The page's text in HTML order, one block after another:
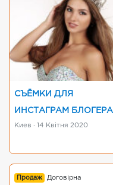
СЪЁМКИ ДЛЯ
ИНСТАГРАМ БЛОГЕРА
Киев · 14 Квітня 2020
Продаж Договірна